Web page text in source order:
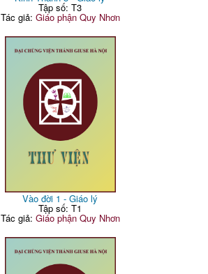
Tập số: T3
Tác giả: Giáo phận Quy Nhơn
Vào đời 1 - Giáo lý
Tập số: T1
Tác giả: Giáo phận Quy Nhơn